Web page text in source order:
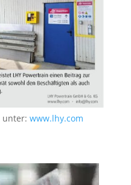
unter: www.lhy.com